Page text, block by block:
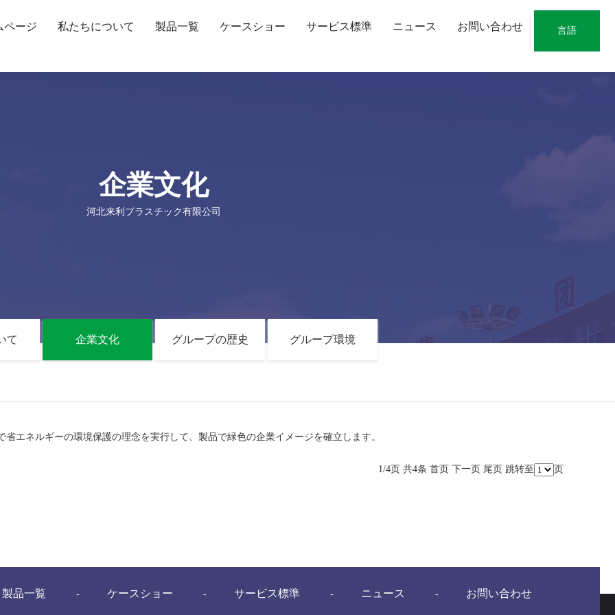
ページ 私たちについて 製品一覧 ケースショー サービス標準 ニュース お問い合わせ 言語
企業文化
河北来利プラスチック有限公司
て 企業文化 グループの歴史 グループ環境
エネルギーの環境保護の理念を実行して、製品で緑色の企業イメージを確立します。
1/4页 共4条 首页 下一页 尾页 跳转至 页
製品一覧 - ケースショー - サービス標準 - ニュース - お問い合わせ